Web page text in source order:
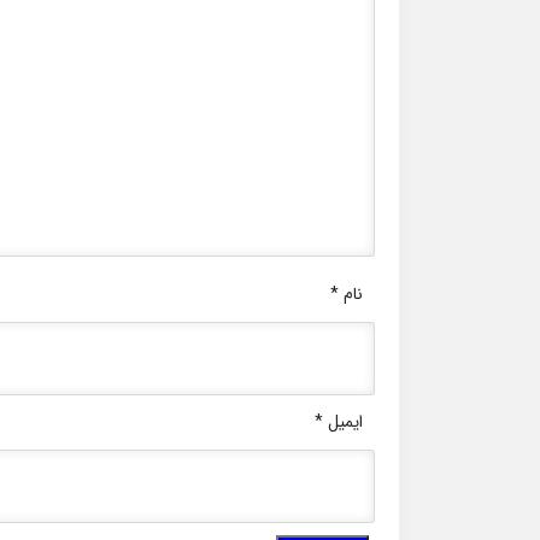
نام*
ایمیل*